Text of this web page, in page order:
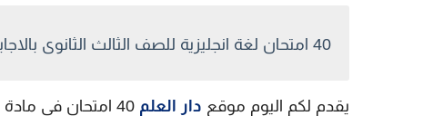
40 امتحان لغة انجليزية للصف الثالث الثانوى بالاجابات
يقدم لكم اليوم موقع دار العلم